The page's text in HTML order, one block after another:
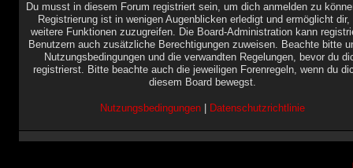
Du musst in diesem Forum registriert sein, um dich anmelden zu
Registrierung ist in wenigen Augenblicken erledigt und ermöglicht dir,
weitere Funktionen zuzugreifen. Die Board-Administration kann
Benutzern auch zusätzliche Berechtigungen zuweisen. Beachte bitte
Nutzungsbedingungen und die verwandten Regelungen, bevor du
registrierst. Bitte beachte auch die jeweiligen Forenregeln, wenn du
diesem Board bewegst.
Nutzungsbedingungen| Datenschutzrichtlinie